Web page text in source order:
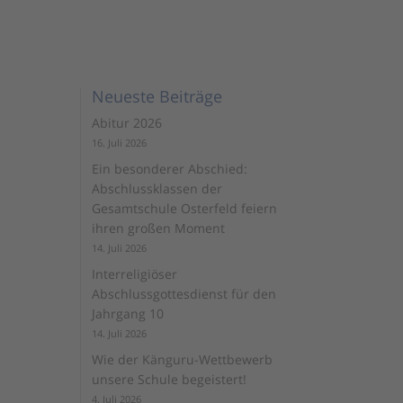
Neueste Beiträge
Abitur 2026
16. Juli 2026
Ein besonderer Abschied:
Abschlussklassen der
Gesamtschule Osterfeld feiern
ihren großen Moment
14. Juli 2026
Interreligiöser
Abschlussgottesdienst für den
Jahrgang 10
14. Juli 2026
Wie der Känguru-Wettbewerb
unsere Schule begeistert!
4. Juli 2026